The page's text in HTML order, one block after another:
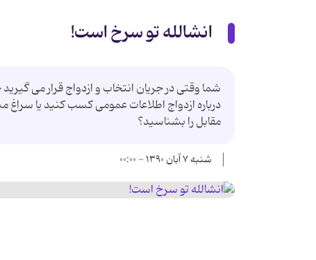
انشالله تو سرخ است!
شما وقتی در جریان انتخاب و ازدواج قرار می
درباره ازدواج اطلاعات عمومی کسب کنید یا
مقابل را بشناسید؟
شنبه ۷ آبان ۱۳۹۰ - ۰۰:۰۰